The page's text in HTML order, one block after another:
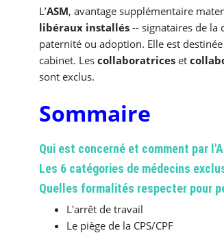
L’ASM, avantage supplémentaire
libéraux installés -- signataires de
paternité ou adoption. Elle est
cabinet. Les collaboratrices et
sont exclus.
Sommaire
Qui est concerné et comment par
Les 6 catégories de médecins
Quelles formalités respecter pour
L'arrêt de travail
Le piège de la CPS/CPF